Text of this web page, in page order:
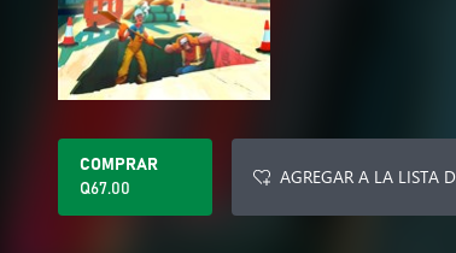
COMPRAR
Q67.00
AGREGAR A LA LISTA